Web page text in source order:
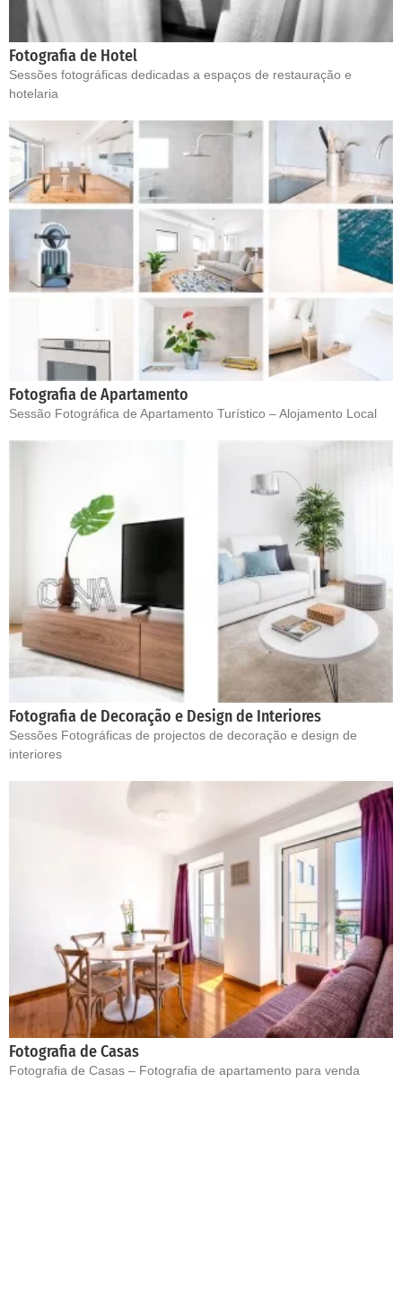
Fotografia de Hotel
Sessões fotográficas dedicadas a espaços de restauração e
hotelaria
Fotografia de Apartamento
Sessão Fotográfica de Apartamento Turístico – Alojamento Local
Fotografia de Decoração e Design de Interiores
Sessões Fotográficas de projectos de decoração e design de
interiores
Fotografia de Casas
Fotografia de Casas – Fotografia de apartamento para venda